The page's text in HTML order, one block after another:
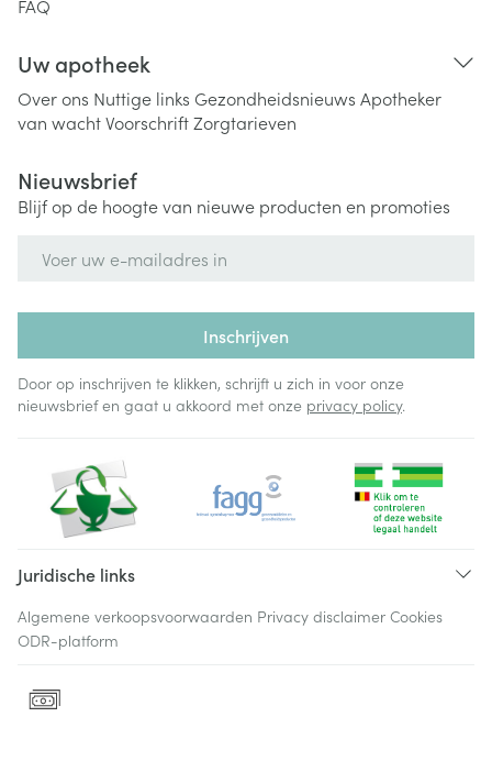
FAQ
Uw apotheek
Over ons Nuttige links Gezondheidsnieuws Apotheker
van wachtVoorschriftZorgtarieven
Nieuwsbrief
Blijf op de hoogte van nieuwe producten en promoties
Inschrijven
Door op inschrijven te klikken, schrijft u zich in voor onze
nieuwsbrief en gaat u akkoord met onze privacy policy.
Juridische links
Algemene verkoopsvoorwaarden Privacy disclaimer Cookies
ODR-platform